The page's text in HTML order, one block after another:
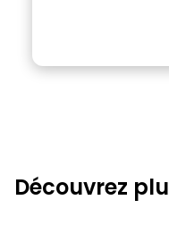
Découvrez